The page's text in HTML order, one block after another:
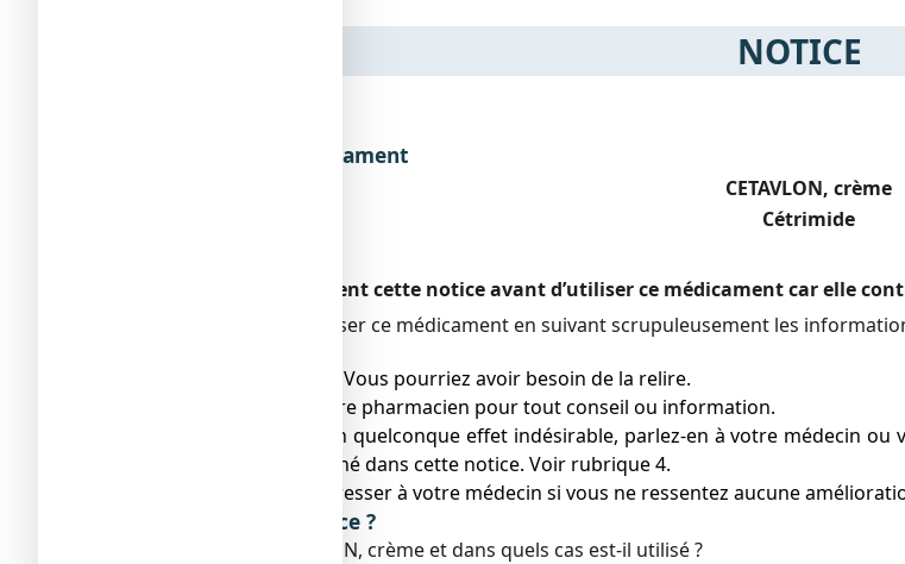
NOTICE
Dénomination du médicament
CETAVLON, crème
Cétrimide
Veuillez lire attentivement cette notice avant d’utiliser ce médicament car elle
Vous devez toujours utiliser ce médicament en suivant scrupuleusement les
● Gardez cette notice. Vous pourriez avoir besoin de la relire.
● Adressez-vous à votre pharmacien pour tout conseil ou information.
● Si vous ressentez un quelconque effet indésirable, parlez-en à votre médecin
ne serait pas mentionné dans cette notice. Voir rubrique 4.
● Vous devez vous adresser à votre médecin si vous ne ressentez aucune
Que contient cette notice ?
1. Qu'est-ce que CETAVLON, crème et dans quels cas est-il utilisé ?